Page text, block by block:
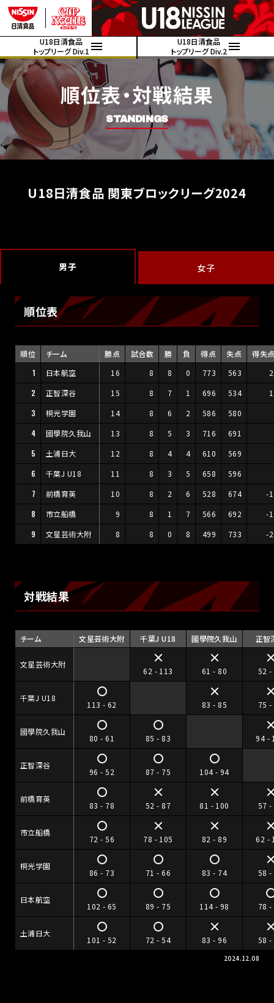
U18日清食品
トップリーグ Div.1
U18日清食品
トップリーグ Div.2
順位表・対戦結果
STANDINGS
U18日清食品 関東ブロックリーグ2024
男子 女子
順位表
順位 チーム 勝点 試合数 勝 負 得点 失点
得失
1
日本航空 16 8 8 0 773 563
2
正智深谷 15 8 7 1 696 534
3
桐光学園 14 8 6 2 586
580
4
國學院久我山 13 8 5 3 716 691
5
土浦日大 12 8 4 4 610 569
6
千葉J U18 11 8 3 5 658 596
7
前橋育英 10 8 2 6 528 674
-
8
市立船橋 9 8 1 7 566 692
-
9
文星芸術大附 8 8 0 8 499 733 -
対戦結果
チーム 文星芸術大附 千葉J U18 國學院久我山 正智
文星芸術大附
62 - 113 61 - 80 52 -
千葉J U18
113 - 62 83 - 85 75
國學院久我山
80 - 61 85 - 83 94 -
正智深谷
96 - 52 87 - 75 104 - 94
前橋育英
83 - 78 52 - 87 81 - 100 57 -
市立船橋
72 - 56 78 - 105 82 - 89 62 -
桐光学園
86 - 73 71 - 66 83 - 74 58 -
日本航空
102 - 65 89 - 75 114 - 98 78
土浦日大
101 - 52 72 - 54 83 - 96 58 -
2024.12.08